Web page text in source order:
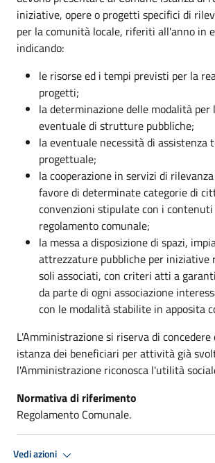
iniziative, opere o progetti specifici di
per la comunità locale, riferiti all'anno in
indicando:
le risorse ed i tempi previsti per la
progetti;
la determinazione delle modalità
eventuale di strutture pubbliche;
la eventuale necessità di assistenza
progettuale;
la cooperazione in servizi di
favore di determinate categorie di
convenzioni stipulate con i contenuti
regolamento comunale;
la messa a disposizione di spazi,
attrezzature pubbliche per iniziative
soli associati, con criteri atti a
da parte di ogni associazione
con le modalità stabilite in apposita
L'Amministrazione si riserva di
istanza dei beneficiari per attività già
l'Amministrazione riconosca l'utilità
Normativa di riferimento
Regolamento Comunale.
Vedi azioni